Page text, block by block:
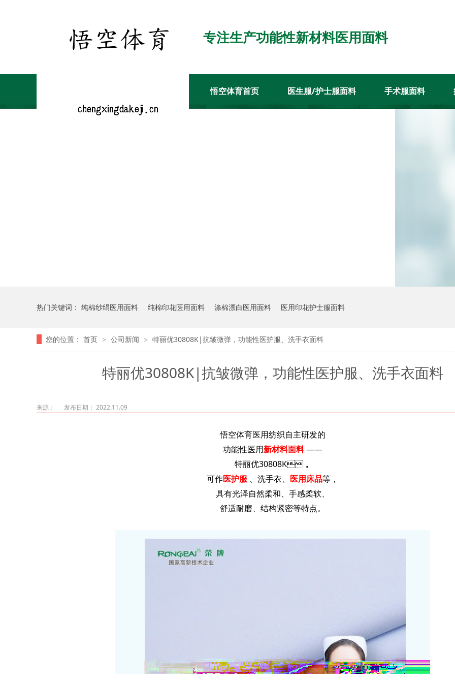
专注生产功能性新材料医用面料
悟空体育首页 医生服/护士服面料 手术服面料
热门关键词： 纯棉纱绢医用面料 纯棉印花医用面料 涤棉漂白医用面料 医用印花护士服面料
您的位置： 首页 > 公司新闻 > 特丽优30808K|抗皱微弹，功能性医护服、洗手衣面料
特丽优30808K|抗皱微弹，功能性医护服、洗手衣面料
来源： 发布日期： 2022.11.09
悟空体育医用纺织自主研发的
功能性医用新材料面料——
特丽优30808K，
可作医护服 、洗手衣、 医用床品等，
具有光泽自然柔和、手感柔软、
舒适耐磨、结构紧密等特点。